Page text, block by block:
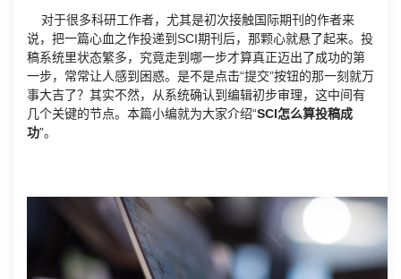
对于很多科研工作者，尤其是初次接触国际期刊的作者来
说，把一篇心血之作投递到SCI期刊后，那颗心就悬了起来。投
稿系统里状态繁多，究竟走到哪一步才算真正迈出了成功的第
一步，常常让人感到困惑。是不是点击“提交”按钮的那一刻就万
事大吉了？其实不然，从系统确认到编辑初步审理，这中间有
几个关键的节点。本篇小编就为大家介绍“SCI怎么算投稿成
功”。